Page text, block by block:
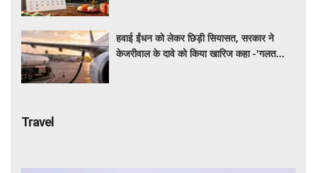
हवाई ईंधन को लेकर छिड़ी सियासत, सरकार ने
केजरीवाल के दावे को किया खारिज कहा -'गलत
Travel